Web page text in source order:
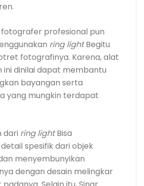
fotografer profesional pun
ring lightBegitu
fotografinya. Karena, alat
ini dinilai dapat membantu
bayangan serta
yang mungkin terdapat
dari ring lightBisa
spesifik dari objek
menyembunyikan
dengan desain melingkar